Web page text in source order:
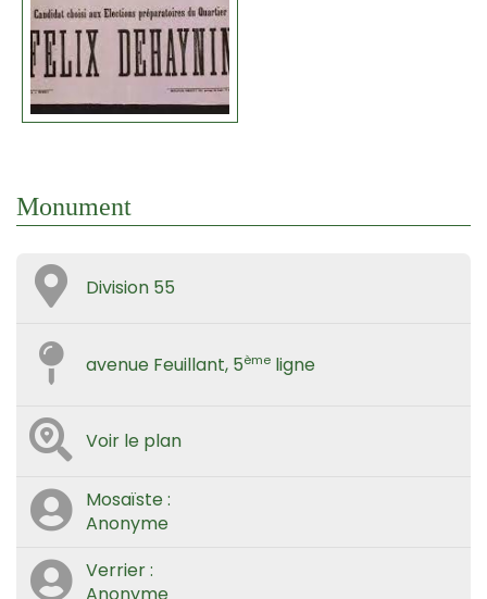
Monument
Division 55
avenue Feuillant, 5ème ligne
Voir le plan
Mosaïste :
Anonyme
Verrier :